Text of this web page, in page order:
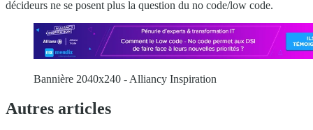
décideurs ne se posent plus la question du no code/low code.
Bannière 2040x240 - Alliancy Inspiration
Autres articles